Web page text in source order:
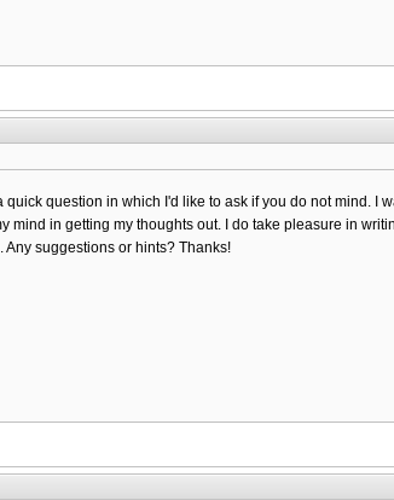
quick question in which I'd like to ask if you do not mind. I
mind in getting my thoughts out. I do take pleasure in
suggestions or hints? Thanks!